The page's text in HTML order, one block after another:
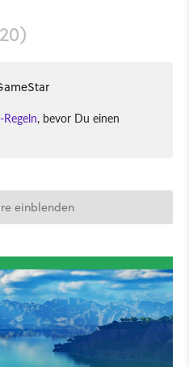
, bevor Du einen
einblenden